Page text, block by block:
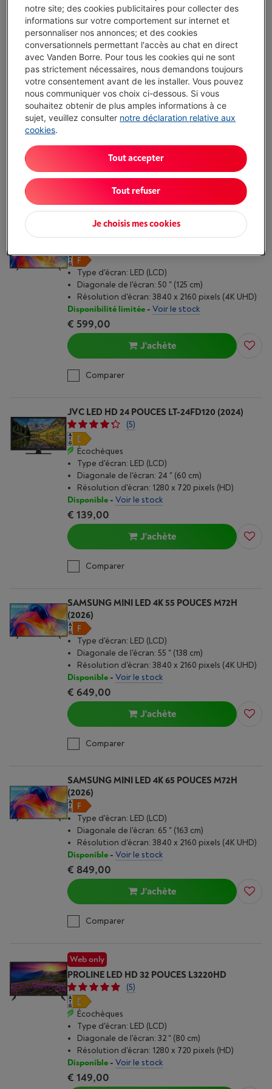
SONY BRAVIA LED HD 32 POUCES
KD32W804PAEP
(213)
Type d'écran: LED (LCD)
Diagonale de l'écran: 32 " (80 cm)
Résolution d'écran: 1366 x 768 pixels (WXGA)
€ 379,00
SAMSUNG MINI LED 4K 50 POUCES M72H
Type d'écran: LED (LCD)
Diagonale de l'écran: 50 " (125 cm)
Résolution d'écran: 3840 x 2160 pixels (4K UHD)
Disponibilité limitée- Voir le stock
€ 599,00
J'achète
Comparer
JVC LED HD 24 POUCES LT-24FD120 (2024)
(5)
Écochèques
Type d'écran: LED (LCD)
Diagonale de l'écran: 24 " (60 cm)
Résolution d'écran: 1280 x 720 pixels (HD)
Disponible- Voir le stock
€ 139,00
J'achète
Comparer
SAMSUNG MINI LED 4K 55 POUCES M72H
(2026)
Type d'écran: LED (LCD)
Diagonale de l'écran: 55 " (138 cm)
Résolution d'écran: 3840 x 2160 pixels (4K UHD)
Disponible- Voir le stock
€ 649,00
J'achète
Comparer
SAMSUNG MINI LED 4K 65 POUCES M72H
(2026)
Type d'écran: LED (LCD)
Diagonale de l'écran: 65 " (163 cm)
Résolution d'écran: 3840 x 2160 pixels (4K UHD)
Disponible- Voir le stock
€ 849,00
J'achète
Comparer
Web only
PROLINE LED HD 32 POUCES L3220HD
(5)
Écochèques
Type d'écran: LED (LCD)
Diagonale de l'écran: 32 " (80 cm)
Résolution d'écran: 1280 x 720 pixels (HD)
Disponible- Voir le stock
€ 149,00
notre site; des cookies publicitaires pour collecter des
informations sur votre comportement sur internet et
personnaliser nos annonces; et des cookies
conversationnels permettant l'accès au chat en direct
avec Vanden Borre. Pour tous les cookies qui ne sont
pas strictement nécessaires, nous demandons toujours
votre consentement avant de les installer. Vous pouvez
nous communiquer vos choix ci-dessous. Si vous
souhaitez obtenir de plus amples informations à ce
sujet, veuillez consulter notre déclaration relative aux
cookies.
Je choisis mes cookies
Tout refuser
Tout accepter